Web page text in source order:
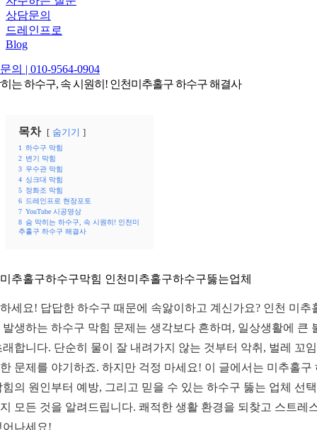
상담문의
드레인프로
Blog
의 | 010-9564-0904
는 하수구, 속 시원히! 인천미추홀구 하수구 해결사
목차 숨기기
1
하수구 막힘
2 변기 막힘
3 우수관 막힘
4 싱크대 막힘
5 정화조 막힘
6 드레인프로 현장포토
7 YouTube 시공영상
8 숨 막히는 하수구, 속 시원히! 인천미
추홀구 하수구 해결사
추홀구하수구막힘 인천미추홀구하수구뚫는업체
세요! 답답한 하수구 때문에 속앓이하고 계신가요? 인천 미추
발생하는 하수구 막힘 문제는 생각보다 흔하며, 일상생활에 큰
래합니다. 단순히 물이 잘 내려가지 않는 것부터 악취, 벌레 꼬
문제를 야기하죠. 하지만 걱정 마세요! 이 글에서는 미추홀구
힘의 원인부터 예방, 그리고 믿을 수 있는 하수구 뚫는 업체 선
모든 것을 알려드립니다. 쾌적한 생활 환경을 되찾고 스트레
어나세요!